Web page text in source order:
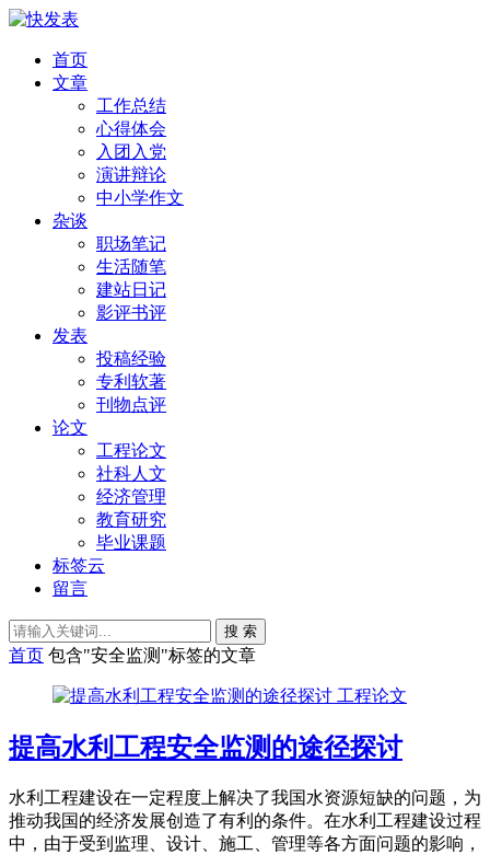
首页
文章
工作总结
心得体会
入团入党
演讲辩论
中小学作文
杂谈
职场笔记
生活随笔
建站日记
影评书评
发表
投稿经验
专利软著
刊物点评
论文
工程论文
社科人文
经济管理
教育研究
毕业课题
标签云
留言
搜 索
首页 包含"安全监测"标签的文章
工程论文
提高水利工程安全监测的途径探讨
水利工程建设在一定程度上解决了我国水资源短缺的问题，为
推动我国的经济发展创造了有利的条件。在水利工程建设过程
中，由于受到监理、设计、施工、管理等各方面问题的影响，